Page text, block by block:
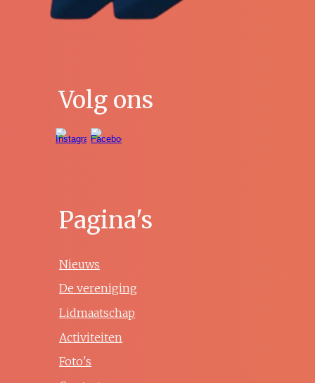
Volg ons
Pagina's
Nieuws
De vereniging
Lidmaatschap
Activiteiten
Foto's